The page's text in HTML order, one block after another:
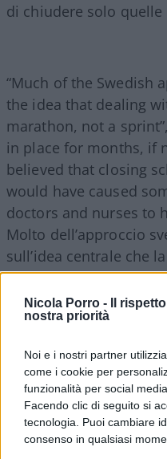
Nicola Porro -
Il
nostra priorità
Noi e i nostri partner
come i cookie per
funzionalità per social
Facendo clic di seguito si
tecnologia. Puoi cambiare
consenso in qualsiasi
di chiudere solo quelle
“Much of the Swedish
the idea that dealing
marathon, not a
in place for months, if
believed that closing
would have caused
doctors and nurses to
Molto dell’approccio
sull’idea centrale che
una maratona non
durerà mesi se non
scientificamente
costretto infermiere e
Il ministro Linde
fanno: “It’s very